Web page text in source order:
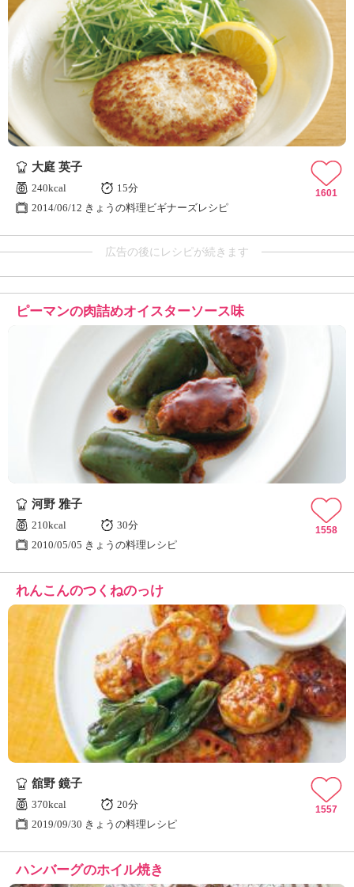
大庭 英子
240kcal
15分
2014/06/12 きょうの料理ビギナーズレシピ
1601
広告の後にレシピが続きます
ピーマンの肉詰めオイスターソース味
河野 雅子
210kcal
30分
2010/05/05 きょうの料理レシピ
1558
れんこんのつくねのっけ
舘野 鏡子
370kcal
20分
2019/09/30 きょうの料理レシピ
1557
ハンバーグのホイル焼き